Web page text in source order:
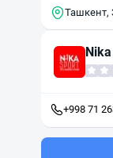
Ташкент,
+998 71